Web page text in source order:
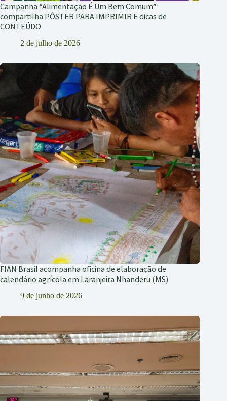
Campanha “Alimentação É Um Bem Comum”
compartilha PÔSTER PARA IMPRIMIR E dicas de
CONTEÚDO
2 de julho de 2026
FIAN Brasil acompanha oficina de elaboração de
calendário agrícola em Laranjeira Nhanderu (MS)
9 de junho de 2026